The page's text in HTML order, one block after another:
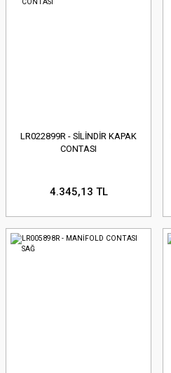
LR022899R - SİLİNDİR KAPAK
CONTASI
4.345,13 TL